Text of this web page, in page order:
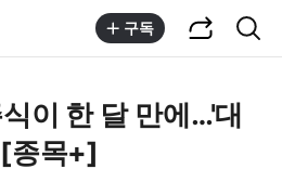
구독
이 한 달 만에…'대
종목+]